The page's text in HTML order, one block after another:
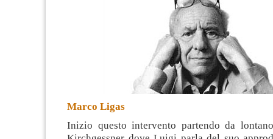
Marco Ligas
Inizio questo intervento partendo da